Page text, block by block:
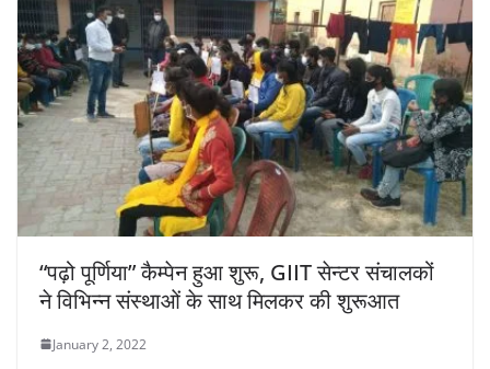
“पढ़ो पूर्णिया” कैम्पेन हुआ शुरू, GIIT सेन्टर संचालकों
ने विभिन्न संस्थाओं के साथ मिलकर की शुरूआत
January 2, 2022